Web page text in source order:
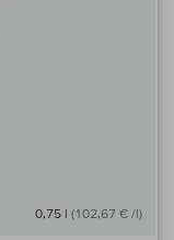
0,75 l (102,67 € /l)